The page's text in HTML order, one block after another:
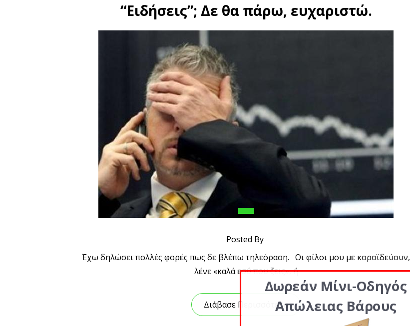
“Ειδήσεις”; Δε θα πάρω, ευχαριστώ.
Posted By
Έχω δηλώσει πολλές φορές πως δε βλέπω τηλεόραση. Οι φίλοι μου με κοροϊδεύουν,
λένε «καλά εσύ που ζεις», ή
Διάβασε Περισσότερα
Δωρεάν Μίνι-Οδηγός
Απώλειας Βάρους